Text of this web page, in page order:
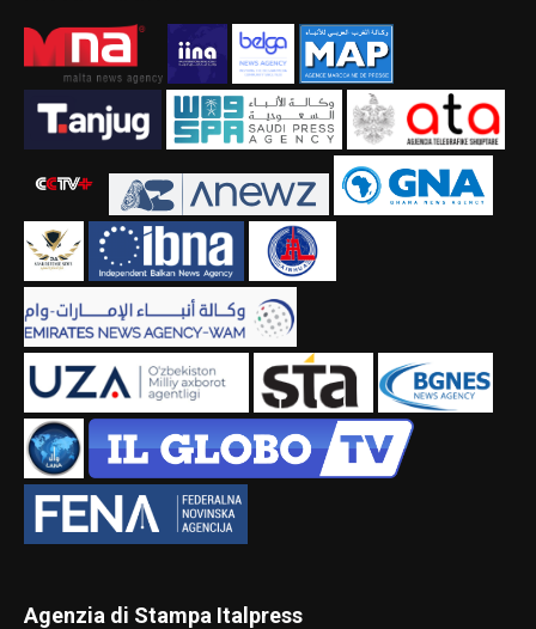
Agenzia di Stampa Italpress